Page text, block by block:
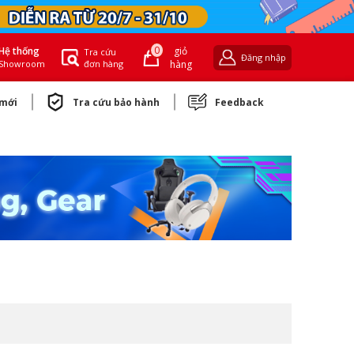
thống
Tra cứu
đơn hàng
0
giỏ
hàng
Đăng nhập
Tra cứu bảo hành Feedback